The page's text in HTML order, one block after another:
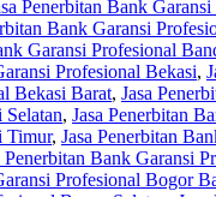
Penerbitan Bank
Bank Garansi
Garansi Profesional
Profesional Bekasi,
Bekasi Barat, Jasa
Selatan, Jasa Penerbitan
Timur, Jasa Penerbitan
Penerbitan Bank Garansi
Profesional Bogor